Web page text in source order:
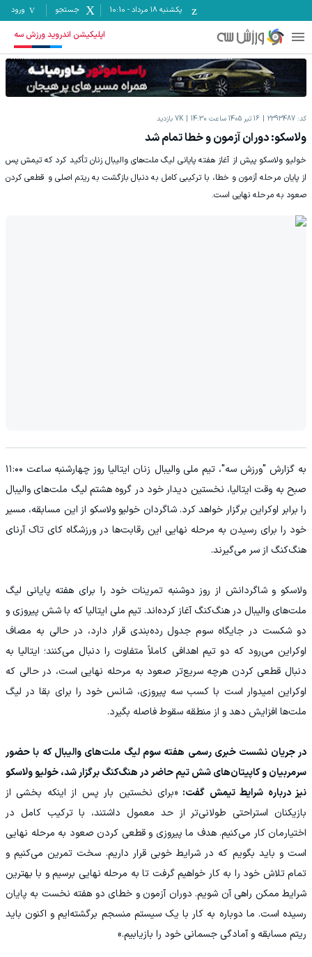
یکشنبه ۱۸ مرداد -
10:10 جستجو ورود
اپلیکیشن اندروید ورزش سه
کد: 2393487 16 تیر 1405 ساعت 14:30 7K بازدید
ولاسکو: دوران آزمون و خطا تمام شد
خولیو ولاسکو پیش از آغاز هفته پایانی لیگ ملت‌های والیبال زنان تأکید کرد که تیمش پس
از پایان مرحله آزمون و خطا، با ترکیبی کامل به دنبال بازگشت به ریتم اصلی و قطعی کردن
صعود به مرحله نهایی است.
به گزارش "ورزش سه"، تیم ملی والیبال زنان ایتالیا روز چهارشنبه ساعت ۱۱:۰۰
صبح به وقت ایتالیا، نخستین دیدار خود در گروه هشتم لیگ ملت‌های والیبال
را برابر اوکراین برگزار خواهد کرد. شاگردان خولیو ولاسکو از این مسابقه، مسیر
خود را برای رسیدن به مرحله نهایی این رقابت‌ها در ورزشگاه کای تاک آرنای
هنگ‌کنگ از سر می‌گیرند.
ولاسکو و شاگردانش از روز دوشنبه تمرینات خود را برای هفته پایانی لیگ
ملت‌های والیبال در هنگ‌کنگ آغاز کرده‌اند. تیم ملی ایتالیا که با شش پیروزی و
دو شکست در جایگاه سوم جدول رده‌بندی قرار دارد، در حالی به مصاف
اوکراین می‌رود که دو تیم اهدافی کاملاً متفاوت را دنبال می‌کنند؛ ایتالیا به
دنبال قطعی کردن هرچه سریع‌تر صعود به مرحله نهایی است، در حالی که
اوکراین امیدوار است با کسب سه پیروزی، شانس خود را برای بقا در لیگ
ملت‌ها افزایش دهد و از منطقه سقوط فاصله بگیرد.
در جریان نشست خبری رسمی هفته سوم لیگ ملت‌های والیبال که با حضور
سرمربیان و کاپیتان‌های شش تیم حاضر در هنگ‌کنگ برگزار شد، خولیو ولاسکو
نیز درباره شرایط تیمش گفت: «برای نخستین بار پس از اینکه بخشی از
بازیکنان استراحتی طولانی‌تر از حد معمول داشتند، با ترکیب کامل در
اختیارمان کار می‌کنیم. هدف ما پیروزی و قطعی کردن صعود به مرحله نهایی
است و باید بگویم که در شرایط خوبی قرار داریم. سخت تمرین می‌کنیم و
تمام تلاش خود را به کار خواهیم گرفت تا به مرحله نهایی برسیم و با بهترین
شرایط ممکن راهی آن شویم. دوران آزمون و خطای دو هفته نخست به پایان
رسیده است. ما دوباره به کار با یک سیستم منسجم برگشته‌ایم و اکنون باید
ریتم مسابقه و آمادگی جسمانی خود را بازیابیم.»